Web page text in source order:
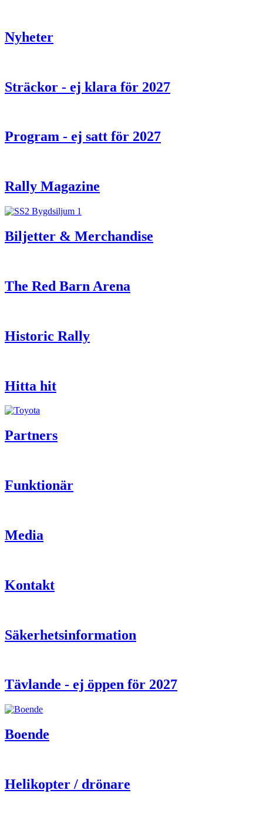
Nyheter
Sträckor - ej klara för 2027
Program - ej satt för 2027
Rally Magazine
Biljetter & Merchandise
The Red Barn Arena
Historic Rally
Hitta hit
Partners
Funktionär
Media
Kontakt
Säkerhetsinformation
Tävlande - ej öppen för 2027
Boende
Helikopter / drönare